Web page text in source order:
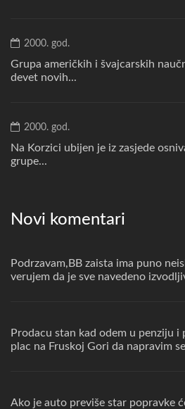
2000. god.
Grupa američkih i švajcarskih
devet novih...
2000. god.
Na Korzici ubijen je iz zasjede
grupe...
Novi komentari
Podrzavam,BB zaista ima puno
verujem da je sve navedeno
Prodacu stan kad odem u penziju
plac na Fruskoj Gori da napravim
Ako je auto previše star popravke